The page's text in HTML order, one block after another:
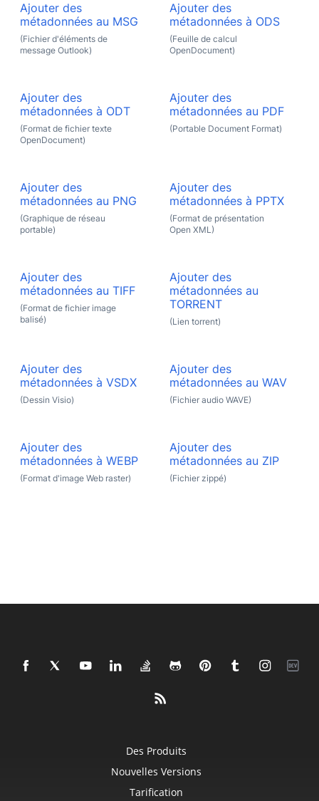
Ajouter des
métadonnées au MSG
(Fichier d'éléments de
message Outlook)
Ajouter des
métadonnées à ODS
(Feuille de calcul
OpenDocument)
Ajouter des
métadonnées à ODT
(Format de fichier texte
OpenDocument)
Ajouter des
métadonnées au PDF
(Portable Document Format)
Ajouter des
métadonnées au PNG
(Graphique de réseau
portable)
Ajouter des
métadonnées à PPTX
(Format de présentation
Open XML)
Ajouter des
métadonnées au TIFF
(Format de fichier image
balisé)
Ajouter des
métadonnées au
TORRENT
(Lien torrent)
Ajouter des
métadonnées à VSDX
(Dessin Visio)
Ajouter des
métadonnées au WAV
(Fichier audio WAVE)
Ajouter des
métadonnées à WEBP
(Format d'image Web raster)
Ajouter des
métadonnées au ZIP
(Fichier zippé)
Des Produits
Nouvelles Versions
Tarification